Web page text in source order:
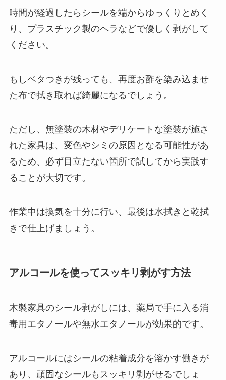
時間が経過したらシールを端からゆっくりとめく
り、プラスチック製のヘラなどで優しく剥がして
ください。
もしベタつきが残っても、再度お酢を染み込ませ
た布で拭き取れば綺麗になるでしょう。
ただし、無塗装の木材やデリケートな塗装が施さ
れた家具は、変色やシミの原因となる可能性があ
るため、必ず目立たない箇所で試してから実践す
ることが大切です。
作業中は換気を十分に行い、最後は水拭きと乾拭
きで仕上げましょう。
アルコールを使ってスッキリ剥がす方法
木製家具のシール剥がしには、薬局で手に入る消
毒用エタノールや無水エタノールが効果的です。
アルコールにはシールの粘着成分を溶かす働きが
あり、頑固なシールもスッキリ剥がせるでしょ